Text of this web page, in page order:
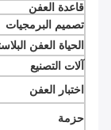
قاعدة العفن
تصميم البرمجيات
الحياة العفن
آلات التصنيع
اختبار العفن
حزمة